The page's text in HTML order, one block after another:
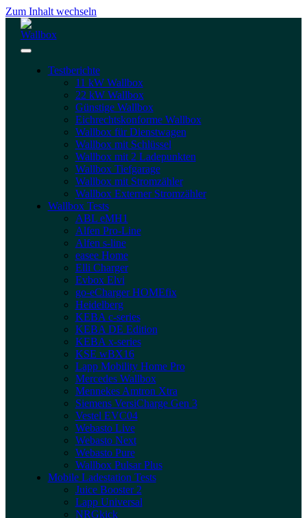
Zum Inhalt wechseln
Testberichte
11 kW Wallbox
22 kW Wallbox
Günstige Wallbox
Eichrechtskonforme Wallbox
Wallbox für Dienstwagen
Wallbox mit Schlüssel
Wallbox mit 2 Ladepunkten
Wallbox Tiefgarage
Wallbox mit Stromzähler
Wallbox Externer Stromzähler
Wallbox Tests
ABL eMH1
Alfen Pro-Line
Alfen s-line
easee Home
Elli Charger
Evbox Elvi
go-eCharger HOMEfix
Heidelberg
KEBA c-series
KEBA DE Edition
KEBA x-series
KSE wBX16
Lapp Mobility Home Pro
Mercedes Wallbox
Mennekes Amtron Xtra
Siemens VersiCharge Gen 3
Vestel EVC04
Webasto Live
Webasto Next
Webasto Pure
Wallbox Pulsar Plus
Mobile Ladestation Tests
Juice Booster 2
Lapp Universal
NRGkick